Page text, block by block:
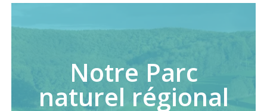
Notre Parc
naturel régional